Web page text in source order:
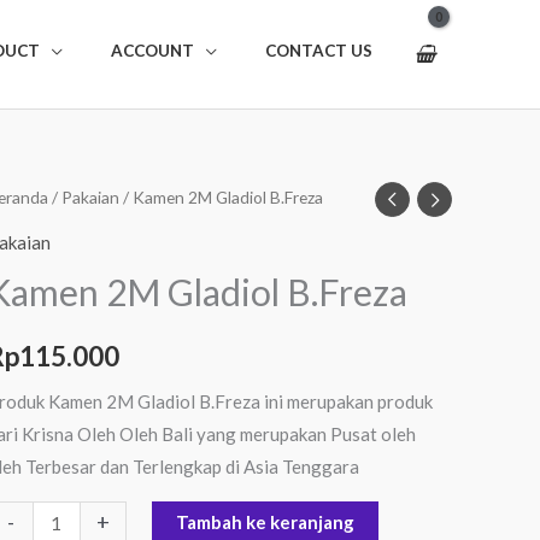
ACCOUNT CONTACT US
/ Pakaian / Kamen 2M Gladiol B.Freza
2M Gladiol B.Freza
115.000
Kamen 2M Gladiol B.Freza ini merupakan produk
Krisna Oleh Oleh Bali yang merupakan Pusat oleh
Terbesar dan Terlengkap di Asia Tenggara
- + Tambah ke keranjang